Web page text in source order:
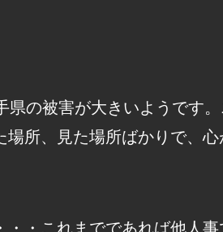
の被害が大きいようです。
所、見た場所ばかりで、心
・これまでであれば他人事